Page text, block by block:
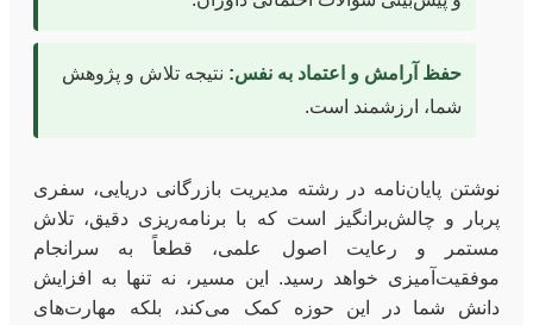
حفظ آرامش و اعتماد به نفس: نتیجه تلاش و پژوهش
شما، ارزشمند است.
نوشتن پایان‌نامه در رشته مدیریت بازرگانی دریایی، سفری
پربار و چالش‌برانگیز است که با برنامه‌ریزی دقیق، تلاش
مستمر و رعایت اصول علمی، قطعاً به سرانجام
موفقیت‌آمیزی خواهد رسید. این مسیر، نه تنها به افزایش
دانش شما در این حوزه کمک می‌کند، بلکه مهارت‌های